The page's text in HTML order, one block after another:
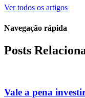
Ver todos os artigos
Navegação rápida
Posts
Vale a pena